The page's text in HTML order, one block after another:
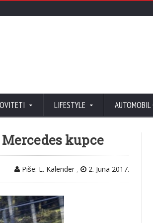
LIFESTYLE AUTOMOBIL
kupce
Piše: E. Kalender , 2. Juna 2017.